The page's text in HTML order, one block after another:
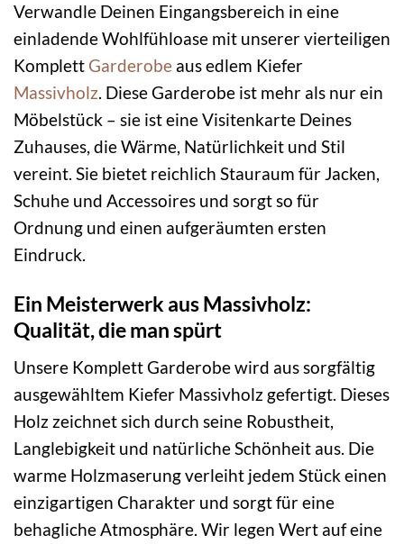
Verwandle Deinen Eingangsbereich in eine
einladende Wohlfühloase mit unserer vierteiligen
Komplett Garderobe aus edlem Kiefer
Massivholz. Diese Garderobe ist mehr als nur ein
Möbelstück – sie ist eine Visitenkarte Deines
Zuhauses, die Wärme, Natürlichkeit und Stil
vereint. Sie bietet reichlich Stauraum für Jacken,
Schuhe und Accessoires und sorgt so für
Ordnung und einen aufgeräumten ersten
Eindruck.
Ein Meisterwerk aus Massivholz:
Qualität, die man spürt
Unsere Komplett Garderobe wird aus sorgfältig
ausgewähltem Kiefer Massivholz gefertigt. Dieses
Holz zeichnet sich durch seine Robustheit,
Langlebigkeit und natürliche Schönheit aus. Die
warme Holzmaserung verleiht jedem Stück einen
einzigartigen Charakter und sorgt für eine
behagliche Atmosphäre. Wir legen Wert auf eine